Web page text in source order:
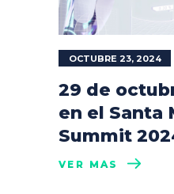
OCTUBRE 23, 2024
29 de
en el Santa
Summit
VER MÁS